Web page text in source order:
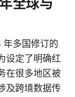
多国修订的
设定了明确红
在很多地区被
及跨境数据传